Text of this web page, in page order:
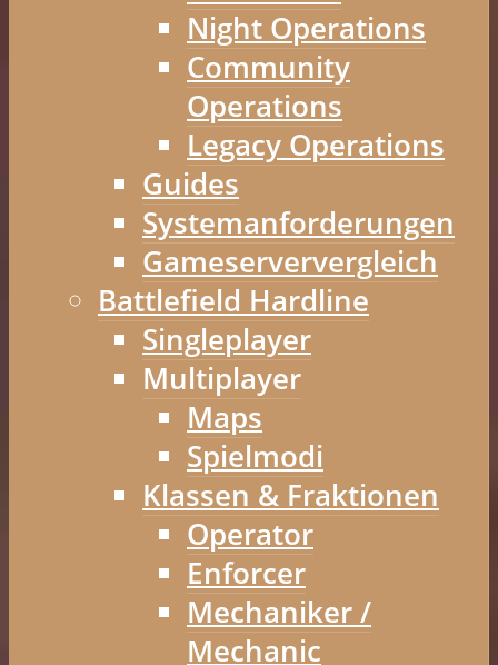
Night Operations
Community
Operations
Legacy Operations
Guides
Systemanforderungen
Gameserververgleich
Battlefield Hardline
Singleplayer
Multiplayer
Maps
Spielmodi
Klassen & Fraktionen
Operator
Enforcer
Mechaniker /
Mechanic